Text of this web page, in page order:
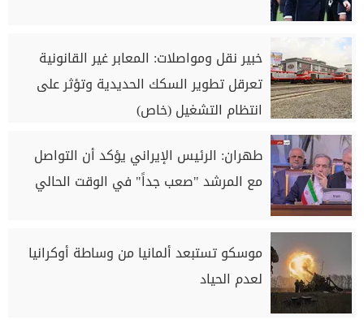
خبير نقل ومواصلات: المعابر غير القانونية
تعرقل تطوير السكك الحديدية وتؤثر على
انتظام التشغيل (خاص)
طهران: الرئيس الإيراني يؤكد أن التواصل
مع المرشد "صعب جداً" في الوقت الحالي
موسكو تستبعد ألمانيا من وساطة أوكرانيا
لعدم الحياد